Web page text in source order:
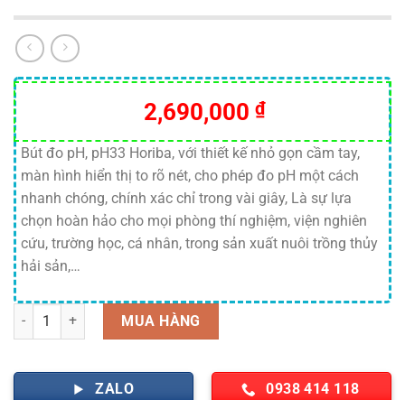
2,690,000 ₫
Bút đo pH, pH33 Horiba, với thiết kế nhỏ gọn cầm tay,
màn hình hiển thị to rõ nét, cho phép đo pH một cách
nhanh chóng, chính xác chỉ trong vài giây, Là sự lựa
chọn hoàn hảo cho mọi phòng thí nghiệm, viện nghiên
cứu, trường học, cá nhân, trong sản xuất nuôi trồng thủy
hải sản,…
Bút đo pH, pH33 Horiba số lượng
MUA HÀNG
ZALO 0938 414 118